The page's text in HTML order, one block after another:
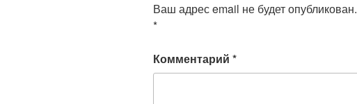
Ваш адрес email не будет опубликован.
*
Комментарий *